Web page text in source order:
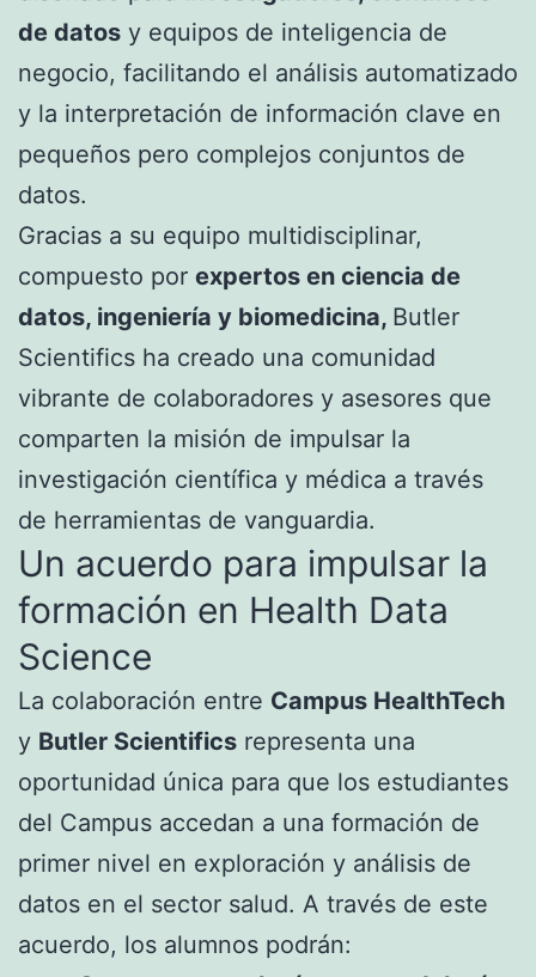
de datos y equipos de inteligencia de
negocio, facilitando el análisis automatizado
y la interpretación de información clave en
pequeños pero complejos conjuntos de
datos.
Gracias a su equipo multidisciplinar,
compuesto por expertos en ciencia de
datos, ingeniería y biomedicina, Butler
Scientifics ha creado una comunidad
vibrante de colaboradores y asesores que
comparten la misión de impulsar la
investigación científica y médica a través
de herramientas de vanguardia.
Un acuerdo para impulsar la
formación en Health Data
Science
La colaboración entre Campus HealthTech
y Butler Scientifics representa una
oportunidad única para que los estudiantes
del Campus accedan a una formación de
primer nivel en exploración y análisis de
datos en el sector salud. A través de este
acuerdo, los alumnos podrán: